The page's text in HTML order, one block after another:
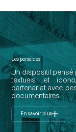
Les perséides
Un dispositif pensé
textuels et
partenariat avec
documentaires.
En savoir plus